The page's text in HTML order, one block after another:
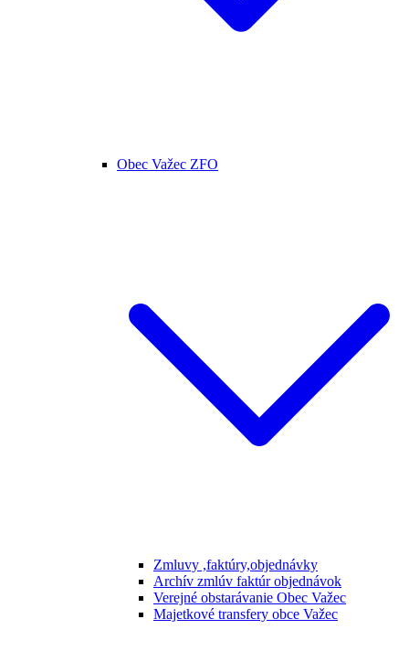
Obec Važec ZFO
Zmluvy ,faktúry,objednávky
Archív zmlúv faktúr objednávok
Verejné obstarávanie Obec Važec
Majetkové transfery obce Važec